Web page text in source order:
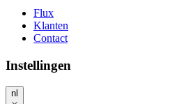
Flux
Klanten
Contact
Instellingen
nl